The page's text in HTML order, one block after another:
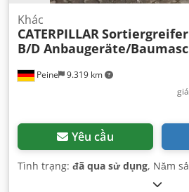
Peine 9.319 km
Khác
CATERPILLARSortiergreifer
B/D Anbaugeräte/
Yêu cầu
Tình trạng: đã qua sử dụng, Năm